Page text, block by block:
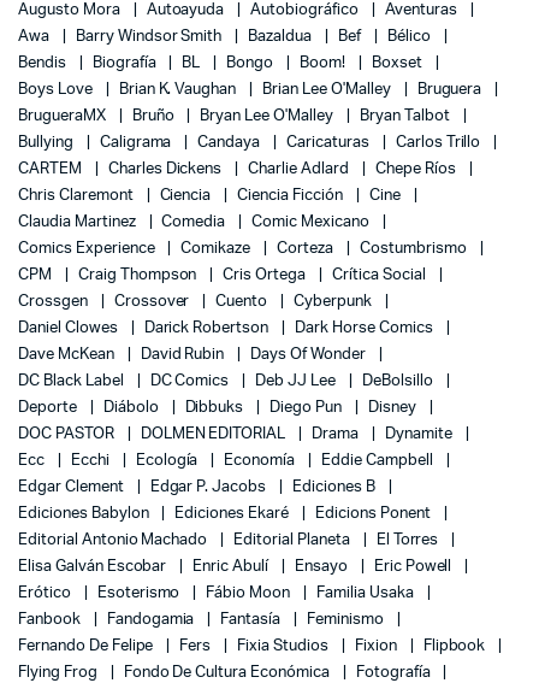
Augusto Mora
Autoayuda Autobiográfico
Aventuras
Awa
Barry Windsor Smith Bazaldua Bef
Bélico
Bendis
Biografía BL Bongo Boom!
Boxset
Boys Love
Brian K. Vaughan Brian Lee O'Malley
Bruguera
BrugueraMX
Bruño Bryan Lee O'Malley
Bryan Talbot
Bullying
Caligrama Candaya Caricaturas
Carlos Trillo
CARTEM
Charles Dickens Charlie Adlard
Chepe Ríos
Chris Claremont
Ciencia Ciencia Ficción
Cine
Claudia Martinez
Comedia
Comic Mexicano
Comics Experience
Comikaze Corteza
Costumbrismo
CPM
Craig Thompson Cris Ortega
Crítica Social
Crossgen
Crossover Cuento
Cyberpunk
Daniel Clowes
Darick Robertson
Dark Horse Comics
Dave McKean
David Rubin
Days Of Wonder
DC Black Label
DC Comics Deb JJ Lee
DeBolsillo
Deporte
Diábolo Dibbuks Diego Pun
Disney
DOC PASTOR
DOLMEN EDITORIAL Drama
Dynamite
Ecc
Ecchi Ecología Economía
Eddie Campbell
Edgar Clement
Edgar P. Jacobs
Ediciones B
Ediciones Babylon
Ediciones Ekaré
Edicions Ponent
Editorial Antonio Machado
Editorial Planeta
El Torres
Elisa Galván Escobar
Enric Abulí Ensayo
Eric Powell
Erótico
Esoterismo Fábio Moon
Familia Usaka
Fanbook
Fandogamia Fantasía
Feminismo
Fernando De Felipe
Fers Fixia Studios Fixion
Flipbook
Flying Frog
Fondo De Cultura Económica
Fotografía